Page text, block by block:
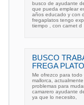
busco de ayudante
que pueda emplear
años educado y con
fregaplatos tengo
tiempo , con carnet d
BUSCO
FREGA
Me ofrezco para
mallorca,
problemas para
camarero ayudante
ya que lo necesito,